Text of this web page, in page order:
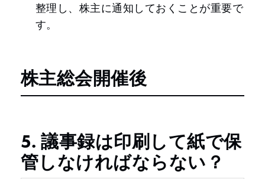
整理し、株主に通知しておくことが重要で
す。
株主総会開催後
5. 議事録は印刷して紙で保
管しなければならない？